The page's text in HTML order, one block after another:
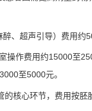
醉、超声引导）费用约
操作费用约15000至
至5000元。
的核心环节，费用按胚